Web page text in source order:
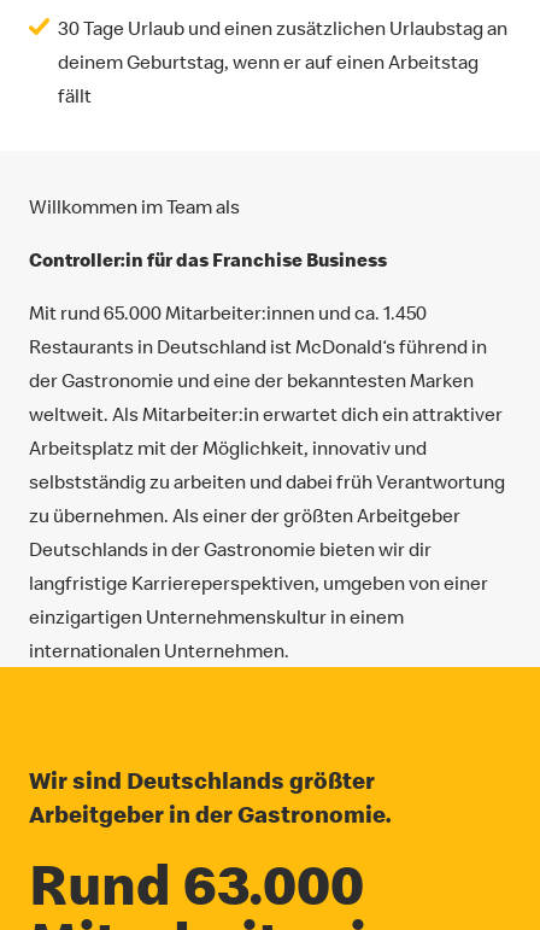
30 Tage Urlaub und einen zusätzlichen Urlaubstag an
deinem Geburtstag, wenn er auf einen Arbeitstag
fällt
Willkommen im Team als
Controller:in für das Franchise Business
Mit rund 65.000 Mitarbeiter:innen und ca. 1.450
Restaurants in Deutschland ist McDonald‘s führend in
der Gastronomie und eine der bekanntesten Marken
weltweit. Als Mitarbeiter:in erwartet dich ein attraktiver
Arbeitsplatz mit der Möglichkeit, innovativ und
selbstständig zu arbeiten und dabei früh Verantwortung
zu übernehmen. Als einer der größten Arbeitgeber
Deutschlands in der Gastronomie bieten wir dir
langfristige Karriereperspektiven, umgeben von einer
einzigartigen Unternehmenskultur in einem
internationalen Unternehmen.
Wir sind Deutschlands größter
Arbeitgeber in der Gastronomie.
Rund 63.000